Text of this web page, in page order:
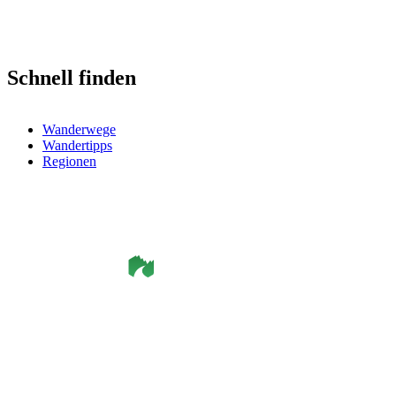
Schnell finden
Wanderwege
Wandertipps
Regionen